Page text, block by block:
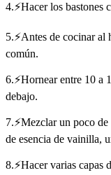
4.⚡Hacer los bastones
5.⚡Antes de cocinar
común.
6.⚡Hornear entre 10 a
debajo.
7.⚡Mezclar un poco
de esencia de vainilla,
8.⚡Hacer varias